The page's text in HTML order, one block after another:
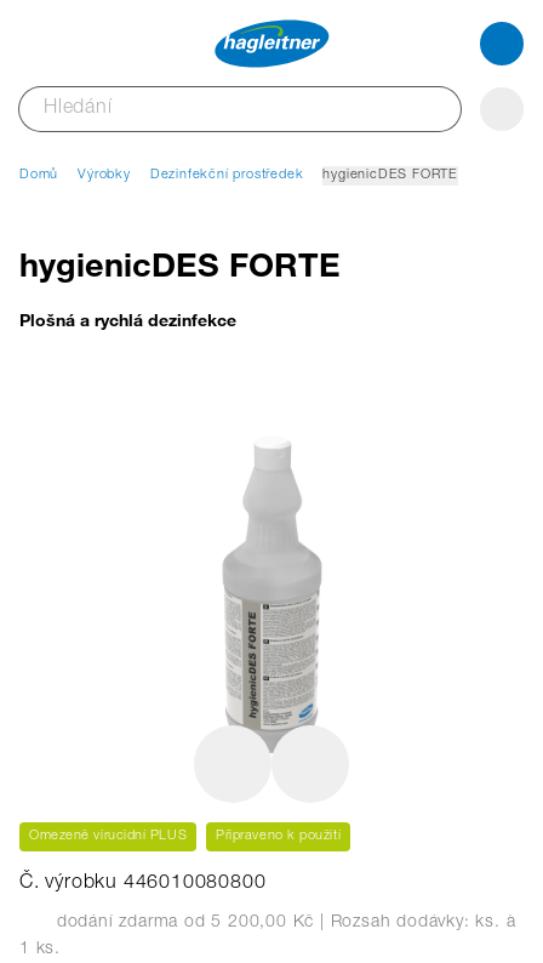
Domů Výrobky Dezinfekční prostředek hygienicDES FORTE
hygienicDES FORTE
Plošná a rychlá dezinfekce
Omezeně virucidní PLUS Připraveno k použití
Č. výrobku 446010080800
dodání zdarma od 5 200,00 Kč | Rozsah dodávky: ks. à
1 ks.